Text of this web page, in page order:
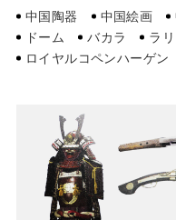
中国陶器 中国絵画
ドーム
バカラ ラ
ロイヤルコペンハーゲン